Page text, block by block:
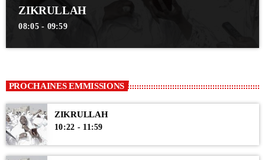
ZIKRULLAH
08:05 - 09:59
PROCHAINES EMMISSIONS
ZIKRULLAH
10:22 - 11:59